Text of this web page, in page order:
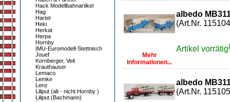
Hack Modellbahnartikel
Hag
Hartel
Heki
Herkat
Herpa
Hornby
IMU-Euromodell-Stettnisch
Jouef
Kornberger, Veit
Krauthauser
Lemaco
Lemke
Lenz
Liliput (alt - nicht Hornby )
Liliput (Bachmann)
Mehr
Informationen...
albedo
(Art.Nr.
Artikel vorrätig
albedo
(Art.Nr.